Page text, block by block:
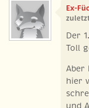
Ex-
Der
Toll
Aber
hier